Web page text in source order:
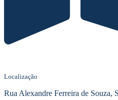
Localização
Rua Alexandre Ferreira de Souza,